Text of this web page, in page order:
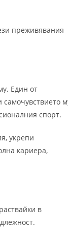
преживявания
Един от
спорт.
укрепи
кариера,
в